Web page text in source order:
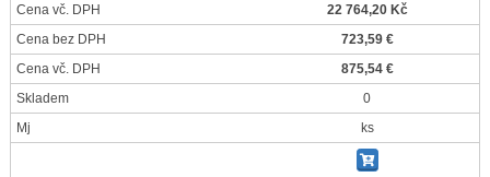
Cena vč. DPH
22 764,20 Kč
Cena bez DPH
723,59 €
Cena vč. DPH
875,54 €
Skladem
0
Mj
ks